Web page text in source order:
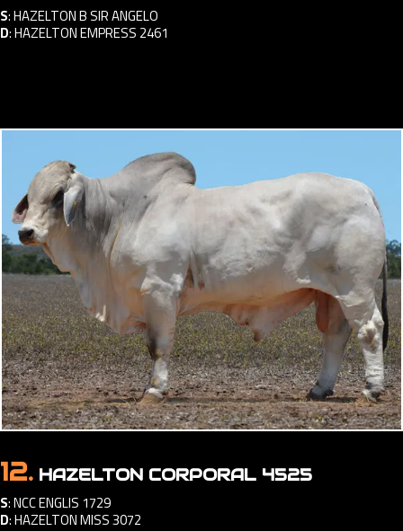
S:HAZELTON B SIR ANGELO
D:HAZELTON EMPRESS 2461
12. HAZELTON CORPORAL 4525
S:NCC ENGLIS 1729
D:HAZELTON MISS 3072